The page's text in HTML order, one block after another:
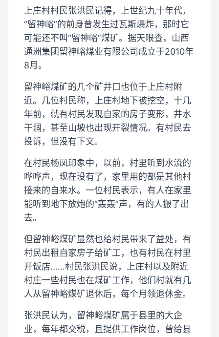
上庄村村民张洪民记得，上世纪九十年代，
“留神峪”的前身曾发生过瓦斯爆炸，那时它
可能还不叫“留神峪”煤矿。据天眼查，山西
通洲集团留神峪煤业有限公司成立于2010年
8月。
留神峪煤矿的几个矿井口也位于上庄村附
近。几位村民称，上庄村地下被挖空，十几
年前，就有村民发现自家的房子变形，井水
干涸，甚至山坡也出现开裂情况。有村民去
投诉，但没有下文。
在村民杨凤印象中，以前，村里听到水流的
哗哗声，现在没有了，家里用的都是其他村
接来的自来水。一位村民表示，有人在家里
能听到地下放炮的“轰轰”声，有的人搬了出
去。
但留神峪煤矿显然也给村民带来了益处，有
村民出租自家房子给矿工，也有村民在村里
开饭店……村民张洪民说，上庄村以及附近
村庄一些村民也在煤矿工作，他们村就有几
人从留神峪煤矿退休后，每个月领退休金。
张洪民认为，留神峪煤矿属于县里的大企
业，每年都交税，且提供工作岗位，曾给县